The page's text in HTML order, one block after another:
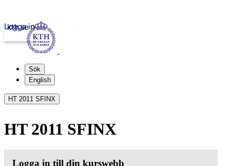
kth.se
Logga in
Sök
English
HT 2011 SFINX
HT 2011 SFINX
Logga in till din kurswebb